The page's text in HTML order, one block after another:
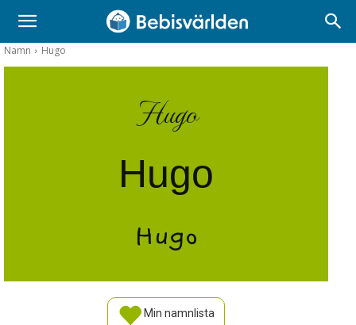
Namn Hugo
Hugo
Hugo
Hugo
Min namnlista